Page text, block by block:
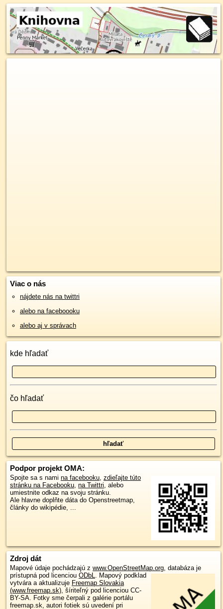
Viac o nás
nájdete nás na twittri
alebo na faceboooku
alebo aj v správach
kde hľadať
čo hľadať
Podpor projekt OMA:
Spojte sa s nami na facebooku, zdieľajte túto
stránku na Facebooku, na Twittri, alebo
umiestnite odkaz na svoju stránku.
Ale hlavne doplňte dáta do Openstreetmap,
články do wikipédie, ...
Zdroj dát
Mapové údaje pochádzajú z www.OpenStreetMap.org , databáza je
prístupná pod licenciou ODbL
Mapový podklad
vytvára a aktualizuje Freemap Slovakia
(www.freemap.sk) , šíriteľný pod licenciou CC-
BY-SA. Fotky sme čerpali z galérie portálu
freemap.sk, autori fotiek sú uvedení pri